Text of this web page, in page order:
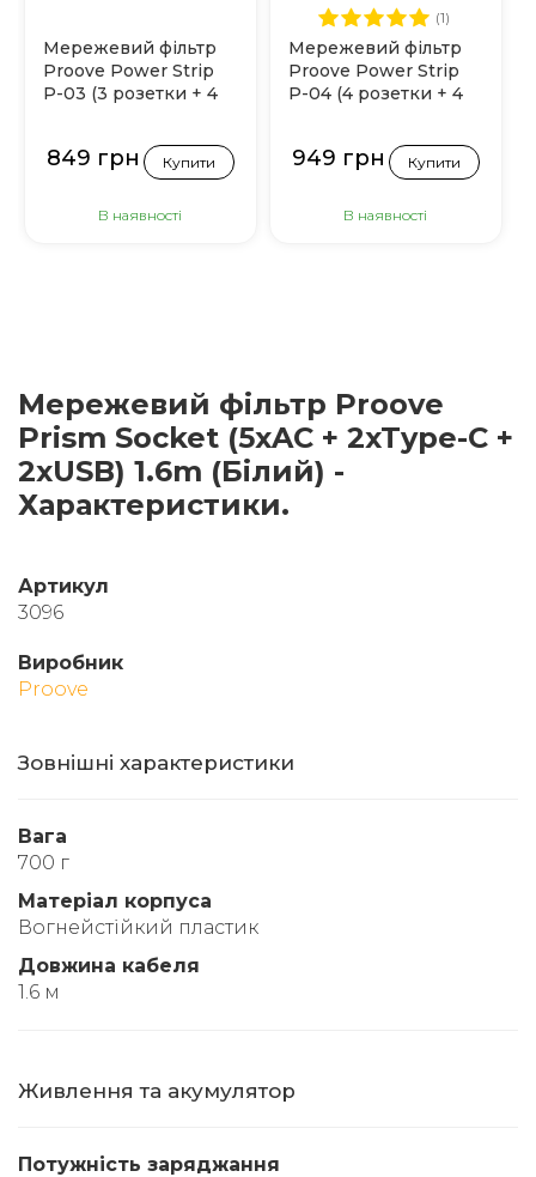
Мережевий фільтр
Proove Power Strip
P-03 (3 розетки + 4
849 грн Купити
В наявності
(1)
Мережевий фільтр
Proove Power Strip
P-04 (4 розетки + 4
949 грн Купити
В наявності
Мережевий фільтр Proove
Prism Socket (5xAC + 2xType-C +
2xUSB) 1.6m (Білий) -
Характеристики.
Артикул
3096
Виробник
Proove
Зовнішні характеристики
Вага
700 г
Матеріал корпуса
Вогнейстійкий пластик
Довжина кабеля
1.6 м
Живлення та акумулятор
Потужність заряджання